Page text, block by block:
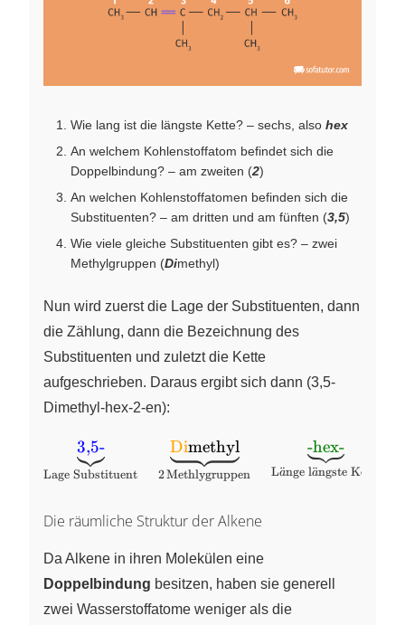
Wie lang ist die längste Kette? – sechs, also hex
An welchem Kohlenstoffatom befindet sich die
Doppelbindung? – am zweiten (2)
An welchen Kohlenstoffatomen befinden sich die
Substituenten? – am dritten und am fünften (3,5)
Wie viele gleiche Substituenten gibt es? – zwei
Methylgruppen (Dimethyl)
Nun wird zuerst die Lage der Substituenten, dann
die Zählung, dann die Bezeichnung des
Substituenten und zuletzt die Kette
aufgeschrieben. Daraus ergibt sich dann (3,5-
Dimethyl-hex-2-en):
\ce{\underbrace{{\color{Blue}3,5-}}_{Lage
Substituent}\quad
{\color{Black}methyl}}_{2
hex-}}_{Länge längste
Kette}\quad\underbrace{{\color{Purple}2-
}
Lage Substituent
3,5-
2Methlygruppen
Dimethyl
La
¨nge la
¨ngste Kette
-hex-
Die räumliche Struktur der Alkene
Da Alkene in ihren Molekülen eine
Doppelbindung besitzen, haben sie generell
zwei Wasserstoffatome weniger als die